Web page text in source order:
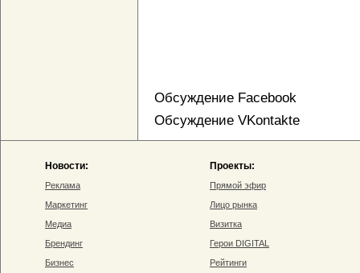
Обсуждение Facebook
Обсуждение VKontakte
Новости:
Реклама
Маркетинг
Медиа
Брендинг
Бизнес
Проекты:
Прямой эфир
Лицо рынка
Визитка
Герои DIGITAL
Рейтинги